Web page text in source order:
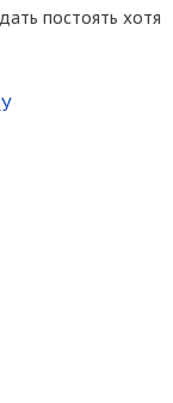
постоять хотя